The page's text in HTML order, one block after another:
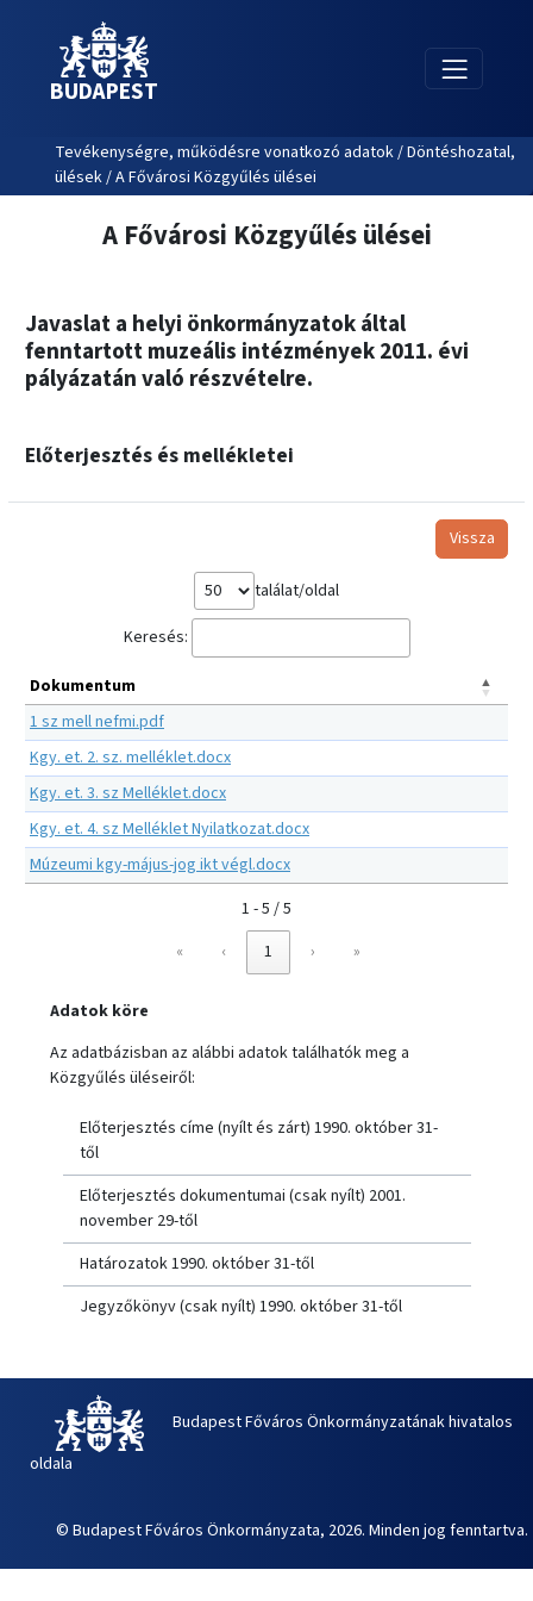
BUDAPEST
Tevékenységre, működésre vonatkozó adatok / Döntéshozatal,
ülések / A Fővárosi Közgyűlés ülései
A Fővárosi Közgyűlés ülései
Javaslat a helyi önkormányzatok által
fenntartott muzeális intézmények 2011. évi
pályázatán való részvételre.
Előterjesztés és mellékletei
Vissza
találat/oldal
Keresés:
Dokumentum
1 sz mell nefmi.pdf
Kgy. et. 2. sz. melléklet.docx
Kgy. et. 3. sz Melléklet.docx
Kgy. et. 4. sz Melléklet Nyilatkozat.docx
Múzeumi kgy-május-jog ikt végl.docx
1 - 5 / 5
«
‹ 1 › »
Adatok köre
Az adatbázisban az alábbi adatok találhatók meg a
Közgyűlés üléseiről:
Előterjesztés címe (nyílt és zárt) 1990. október 31-
től
Előterjesztés dokumentumai (csak nyílt) 2001.
november 29-től
Határozatok 1990. október 31-től
Jegyzőkönyv (csak nyílt) 1990. október 31-től
Budapest Főváros Önkormányzatának hivatalos
oldala
© Budapest Főváros Önkormányzata, 2026. Minden jog fenntartva.